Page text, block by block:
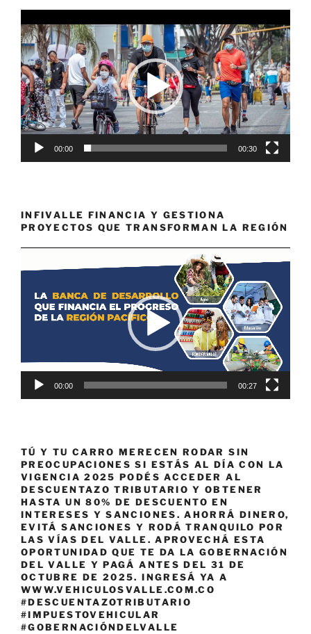
de
vídeo
00:00 00:30
INFIVALLE FINANCIA Y GESTIONA
PROYECTOS QUE TRANSFORMAN LA REGIÓN
de
00:00 00:27
TÚ Y TU CARRO MERECEN RODAR SIN
PREOCUPACIONES SI ESTÁS AL DÍA CON LA
VIGENCIA 2025 PODÉS ACCEDER AL
DESCUENTAZO TRIBUTARIO Y OBTENER
HASTA UN 80% DE DESCUENTO EN
INTERESES Y SANCIONES. AHORRÁ DINERO,
EVITÁ SANCIONES Y RODÁ TRANQUILO POR
LAS VÍAS DEL VALLE. APROVECHÁ ESTA
OPORTUNIDAD QUE TE DA LA GOBERNACIÓN
DEL VALLE Y PAGÁ ANTES DEL 31 DE
OCTUBRE DE 2025. INGRESÁ YA A
WWW.VEHICULOSVALLE.COM.CO
#DESCUENTAZOTRIBUTARIO
#IMPUESTOVEHICULAR
#GOBERNACIÓNDELVALLE